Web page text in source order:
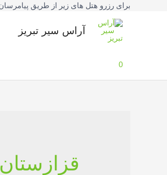
برای رزرو هتل های زیر از طریق پیامرسان واتس آپ در پایین
آراس سیر تبریز
0
قزازستان